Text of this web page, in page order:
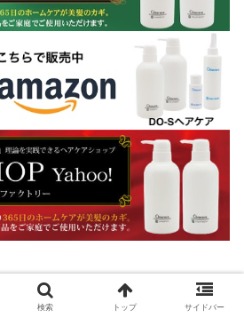
酸熱トリートメントでくせ毛がストレー
検索 トップ サイドバー